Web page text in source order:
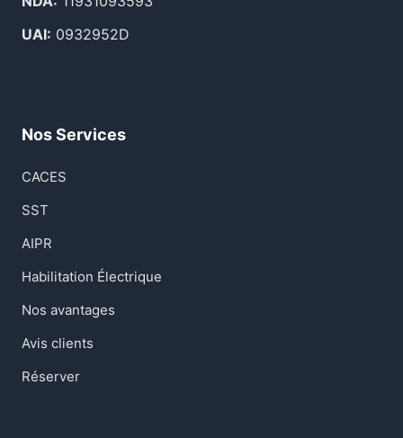
UAI: 0932952D
Nos Services
CACES
SST
AIPR
Habilitation Électrique
Nos avantages
Avis clients
Réserver